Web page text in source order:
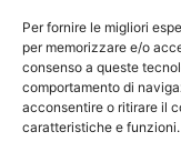
Per fornire le migliori
per memorizzare e/o
consenso a queste
comportamento di
acconsentire o ritirare il
caratteristiche e funzioni.
Ora Esatta in
Ti Senti Strano
la Risonanza di
Come Sapere